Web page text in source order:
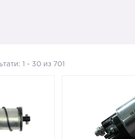
1 - 30 из 701